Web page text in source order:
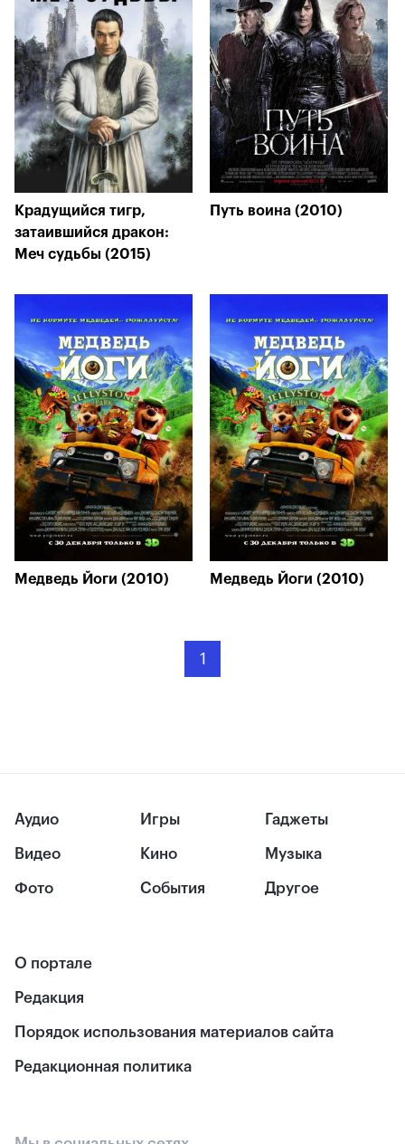
Крадущийся тигр,
затаившийся дракон:
Меч судьбы (2015)
Путь воина (2010)
Медведь Йоги (2010) Медведь Йоги (2010)
1
Аудио
Видео
Фото
Игры
Кино
События
Гаджеты
Музыка
Другое
О портале
Редакция
Порядок использования материалов сайта
Редакционная политика